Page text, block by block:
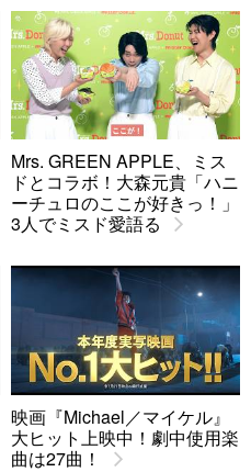
Mrs. GREEN APPLE、ミス
ドとコラボ！大森元貴「ハニ
ーチュロのここが好きっ！」
3人でミスド愛語る
映画『Michael／マイケル』
大ヒット上映中！劇中使用楽
曲は27曲！